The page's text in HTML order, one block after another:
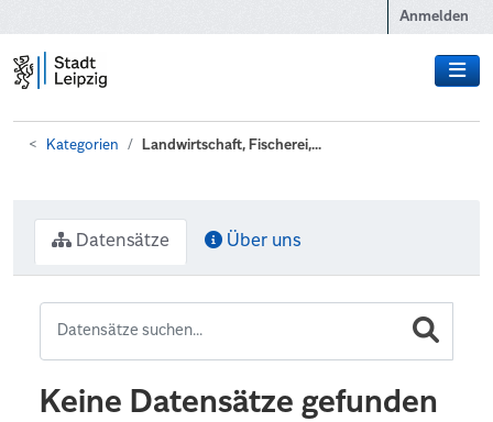
Anmelden
Kategorien Landwirtschaft, Fischerei,...
Datensätze Über uns
Keine Datensätze gefunden